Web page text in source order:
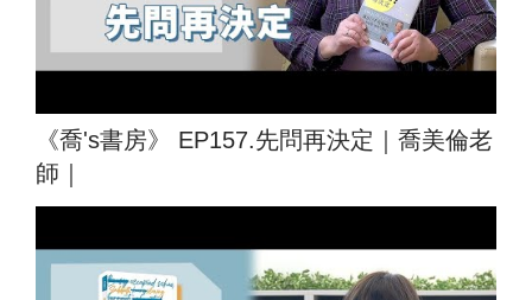
《喬's書房》 EP157.先問再決定｜喬美倫老
師｜